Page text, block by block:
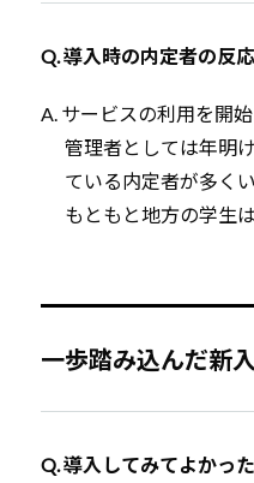
Q. 導入時の内定者の反
A. サービスの利用を開
管理者としては年明
ている内定者が多く
もともと地方の学生
一歩踏み込んだ新
Q. 導入してみてよかっ